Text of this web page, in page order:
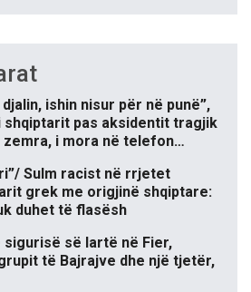
ishin nisur për në punë”,
pas aksidentit tragjik
zemra, i mora në telefon…
Sulm racist në rrjetet
grek me origjinë shqiptare:
duhet të flasësh
sigurisë së lartë në Fier,
të Bajrajve dhe një tjetër,